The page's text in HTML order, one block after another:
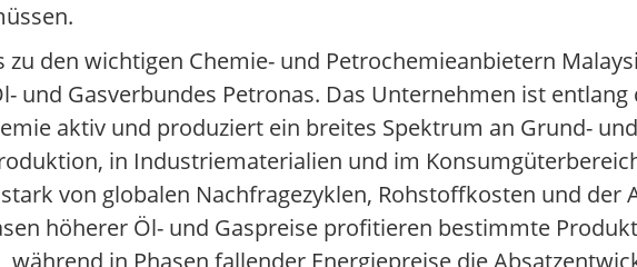
den wichtigen Chemie- und Petrochemieanbietern
und Gasverbundes Petronas. Das Unternehmen ist entlang
aktiv und produziert ein breites Spektrum an Grund-
in Industriematerialien und im
von globalen Nachfragezyklen, Rohstoffkosten und der
höherer Öl- und Gaspreise profitieren bestimmte